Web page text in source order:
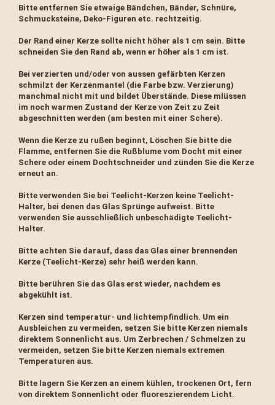
Bitte entfernen Sie etwaige Bändchen, Bänder, Schnüre,
Schmucksteine, Deko-Figuren etc. rechtzeitig.
Der Rand einer Kerze sollte nicht höher als 1 cm sein. Bitte
schneiden Sie den Rand ab, wenn er höher als 1 cm ist.
Bei verzierten und/oder von aussen gefärbten Kerzen
schmilzt der Kerzenmantel (die Farbe bzw. Verzierung)
manchmal nicht mit und bildet Überstände. Diese mlüssen
im noch warmen Zustand der Kerze von Zeit zu Zeit
abgeschnitten werden (am besten mit einer Schere).
Wenn die Kerze zu rußen beginnt, Löschen Sie bitte die
Flamme, entfernen Sie die Rußblume vom Docht mit einer
Schere oder einem Dochtschneider und zünden Sie die Kerze
erneut an.
Bitte verwenden Sie bei Teelicht-Kerzen keine Teelicht-
Halter, bei denen das Glas Sprünge aufweist. Bitte
verwenden Sie ausschließlich unbeschädigte Teelicht-
Halter.
Bitte achten Sie darauf, dass das Glas einer brennenden
Kerze (Teelicht-Kerze) sehr heiß werden kann.
Bitte berühren Sie das Glas erst wieder, nachdem es
abgekühlt ist.
Kerzen sind temperatur- und lichtempfindlich. Um ein
Ausbleichen zu vermeiden, setzen Sie bitte Kerzen niemals
direktem Sonnenlicht aus. Um Zerbrechen / Schmelzen zu
vermeiden, setzen Sie bitte Kerzen niemals extremen
Temperaturen aus.
Bitte lagern Sie Kerzen an einem kühlen, trockenen Ort, fern
von direktem Sonnenlicht oder fluoreszierendem Licht.